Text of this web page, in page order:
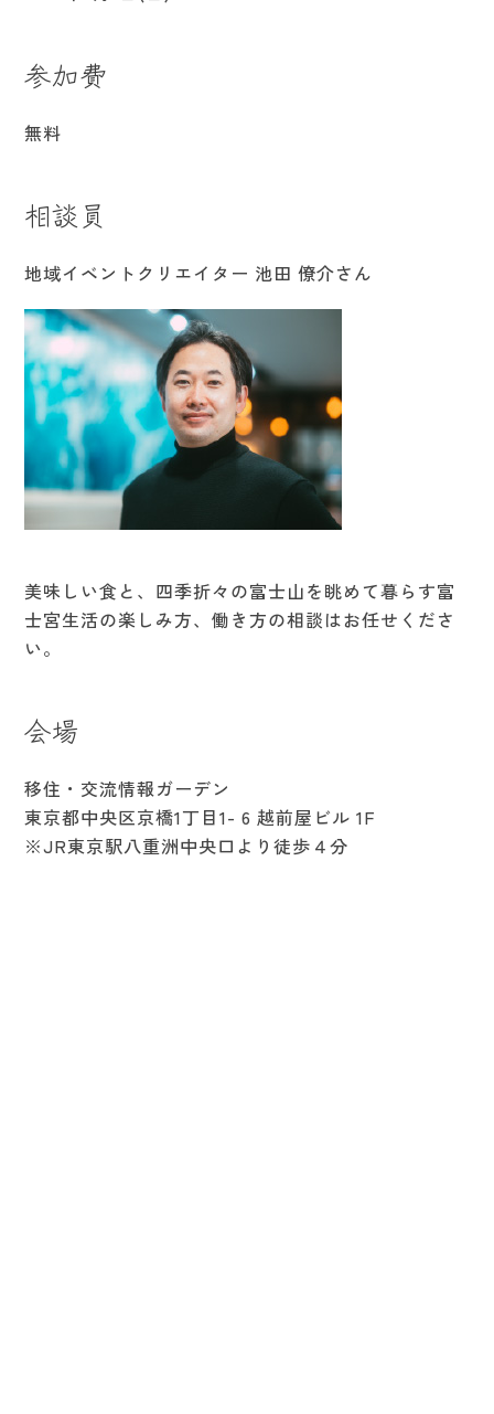
参加費
無料
相談員
地域イベントクリエイター 池田 僚介さん
美味しい食と、四季折々の富士山を眺めて暮らす富
士宮生活の楽しみ方、働き方の相談はお任せくださ
い。
会場
移住・交流情報ガーデン
東京都中央区京橋1丁目1- 6 越前屋ビル 1F
※JR東京駅八重洲中央口より徒歩４分